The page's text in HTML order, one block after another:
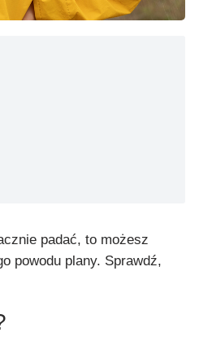
padać, to możesz
powodu plany. Sprawdź,